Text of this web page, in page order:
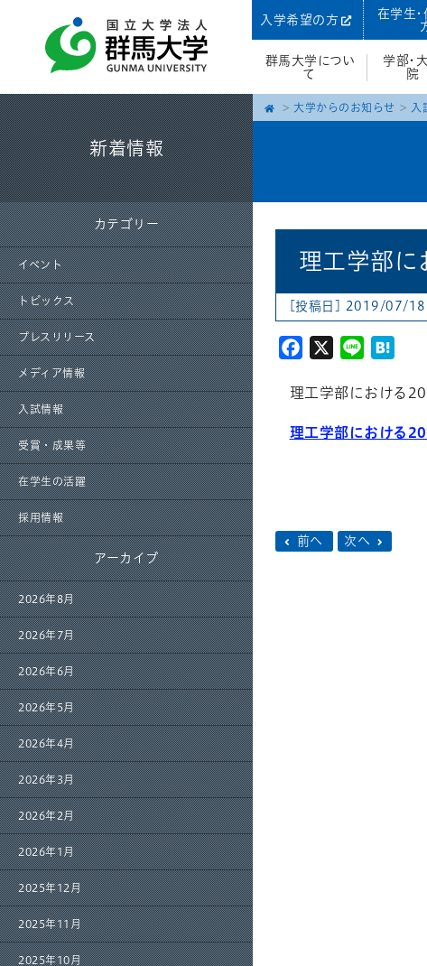
入学希望の方
在学生
群馬大学につい
て
学部・
院
新着情報
カテゴリー
イベント
トピックス
プレスリリース
メディア情報
入試情報
受賞・成果等
在学生の活躍
採用情報
アーカイブ
2026年8月
2026年7月
2026年6月
2026年5月
2026年4月
2026年3月
2026年2月
2026年1月
2025年12月
2025年11月
2025年10月
大学からのお知らせ 入
理工学部に
[投稿日] 2019/07/18
Facebook
X Line
理工学部における
理工学部における
前へ 次へ